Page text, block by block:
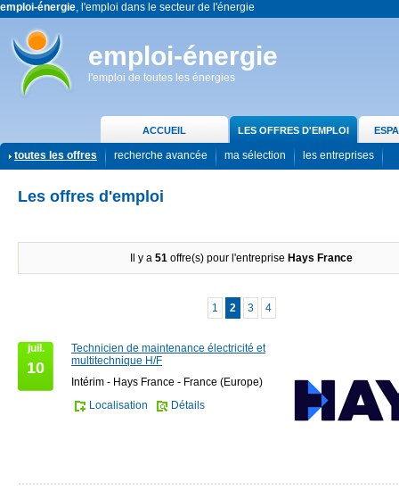
emploi-énergie, l'emploi dans le secteur de l'énergie
emploi-énergie
l'emploi de toutes les énergies
ACCUEIL LES OFFRES D'EMPLOI
toutes les offres recherche avancée ma sélection les entreprises
Les offres d'emploi
Il y a 51 offre(s) pour l'entreprise Hays France
1 2 3 4
juil.
10
Technicien de maintenance électricité et
multitechnique H/F
Intérim - Hays France - France (Europe)
Localisation
Détails